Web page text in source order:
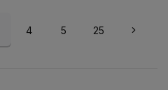
4 5 25